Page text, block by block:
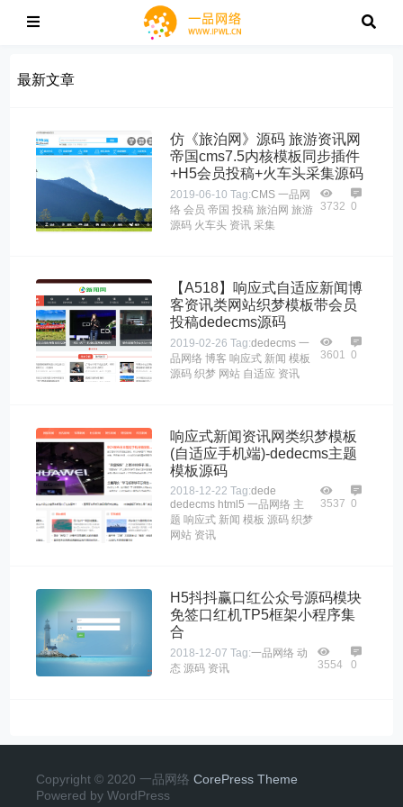
最新文章
仿《旅泊网》源码 旅游资讯网
帝国cms7.5内核模板同步插件
+H5会员投稿+火车头采集源码
2019-06-10 Tag:CMS 一品网
络 会员 帝国 投稿 旅泊网 旅游
源码 火车头 资讯 采集
3732 0
【A518】响应式自适应新闻博
客资讯类网站织梦模板带会员
投稿dedecms源码
2019-02-26 Tag:dedecms 一
品网络 博客 响应式 新闻 模板
源码 织梦 网站 自适应 资讯
3601 0
响应式新闻资讯网类织梦模板
(自适应手机端)-dedecms主题
模板源码
2018-12-22 Tag:dede
dedecms html5 一品网络 主
题 响应式 新闻 模板 源码 织梦
网站 资讯
3537 0
H5抖抖赢口红公众号源码模块
免签口红机TP5框架小程序集
合
2018-12-07 Tag:一品网络 动
态 源码 资讯 3554 0
Copyright © 2020 一品网络 CorePress Theme
Powered by WordPress